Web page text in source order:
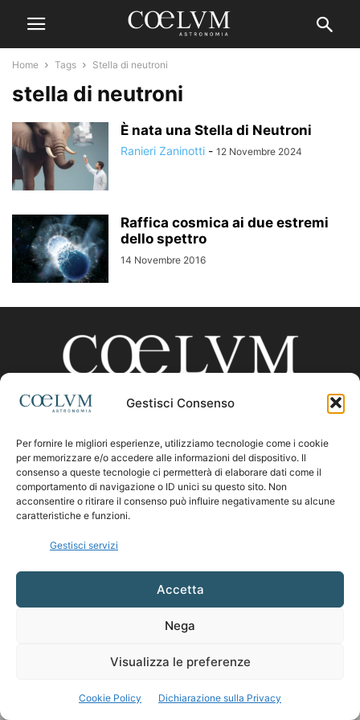
Gestisci Consenso
Per fornire le migliori esperienze, utilizziamo tecnologie come i cookie
per memorizzare e/o accedere alle informazioni del dispositivo. Il
consenso a queste tecnologie ci permetterà di elaborare dati come il
comportamento di navigazione o ID unici su questo sito. Non
acconsentire o ritirare il consenso può influire negativamente su alcune
caratteristiche e funzioni.
Gestisci servizi
Accetta
Nega
Visualizza le preferenze
Cookie Policy Dichiarazione sulla Privacy
Home Tags Stella di neutroni
stella di neutroni
È nata una Stella di Neutroni
Ranieri Zaninotti - 12 Novembre 2024
Raffica cosmica ai due estremi
dello spettro
14 Novembre 2016
CHI SIAMO
Contattaci:coelumastro@coelum.com